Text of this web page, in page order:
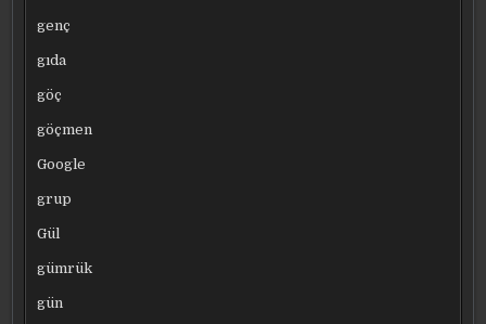
genç
gıda
göç
göçmen
Google
grup
Gül
gümrük
gün